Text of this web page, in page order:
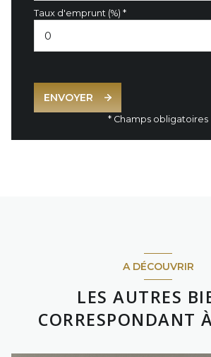
Taux d'emprunt (%) *
ENVOYER
* Champs obligatoires
A DÉCOUVRIR
LES AUTRES
CORRESPONDANT